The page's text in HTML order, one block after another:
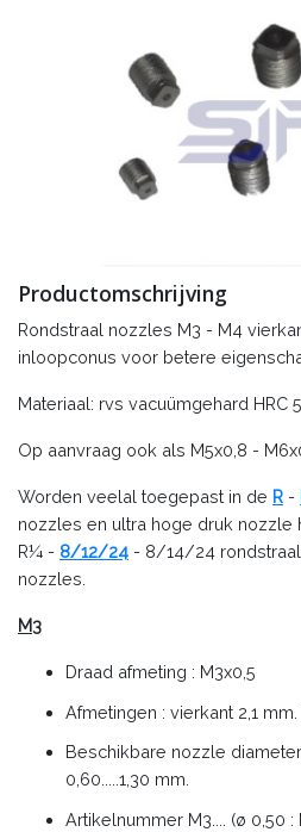
Productomschrijving
Rondstraal nozzles M3 - M4
inloopconus voor betere
Materiaal: rvs vacuümgehard HRC
Op aanvraag ook als M5x0,8 -
Worden veelal toegepast in de R -
nozzles en ultra hoge druk nozzle
R¼ - 8/12/24 - 8/14/24
nozzles.
M3
Draad afmeting : M3x0,5
Afmetingen : vierkant 2,1
Beschikbare nozzle
0,60.....1,30 mm.
Artikelnummer M3.... (ø 0,50 :